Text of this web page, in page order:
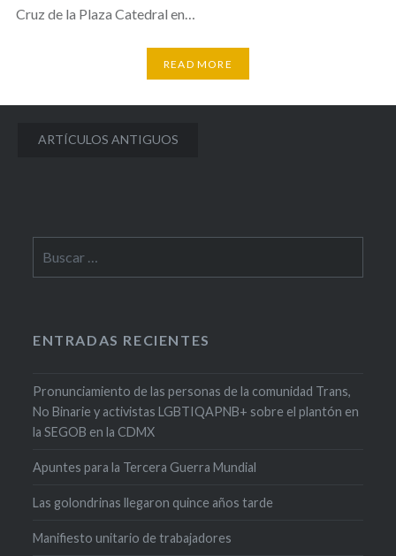
Cruz de la Plaza Catedral en…
READ MORE
Navegación
ARTÍCULOS ANTIGUOS
ENTRADAS RECIENTES
Pronunciamiento de las personas de la comunidad Trans,
No Binarie y activistas LGBTIQAPNB+ sobre el plantón en
la SEGOB en la CDMX
Apuntes para la Tercera Guerra Mundial
Las golondrinas llegaron quince años tarde
Manifiesto unitario de trabajadores